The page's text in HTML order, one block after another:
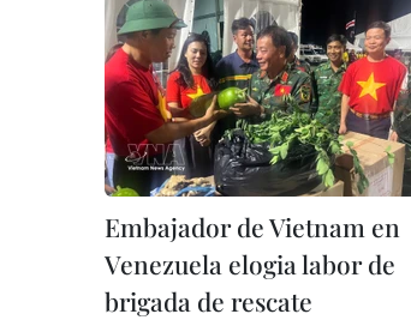
Embajador de Vietnam en
Venezuela elogia labor de
brigada de rescate